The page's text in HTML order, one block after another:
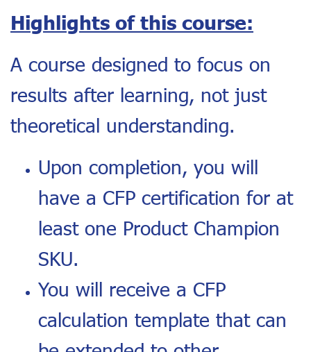
Highlights of this course:
A course designed to focus on
results after learning, not just
theoretical understanding.
Upon completion, you will
have a CFP certification for at
least one Product Champion
SKU.
You will receive a CFP
calculation template that can